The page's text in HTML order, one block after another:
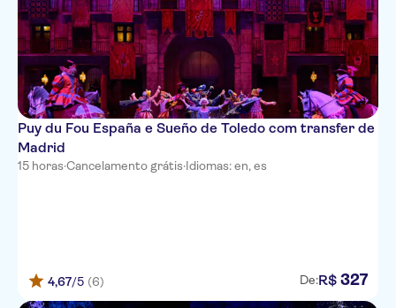
Puy du Fou España e Sueño de Toledo com transfer de
Madrid
15 horas·Cancelamento grátis·Idiomas: en, es
4,67/5 (6) De:R$ 327